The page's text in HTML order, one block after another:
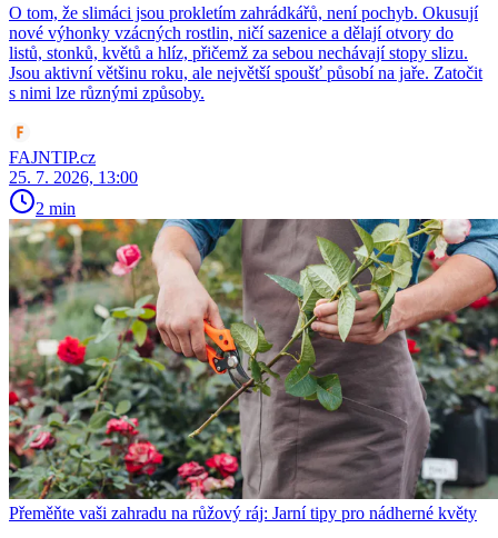
O tom, že slimáci jsou prokletím zahrádkářů, není pochyb. Okusují
nové výhonky vzácných rostlin, ničí sazenice a dělají otvory do
listů, stonků, květů a hlíz, přičemž za sebou nechávají stopy slizu.
Jsou aktivní většinu roku, ale největší spoušť působí na jaře. Zatočit
s nimi lze různými způsoby.
FAJNTIP.cz
25. 7. 2026, 13:00
2 min
Přeměňte vaši zahradu na růžový ráj: Jarní tipy pro nádherné květy